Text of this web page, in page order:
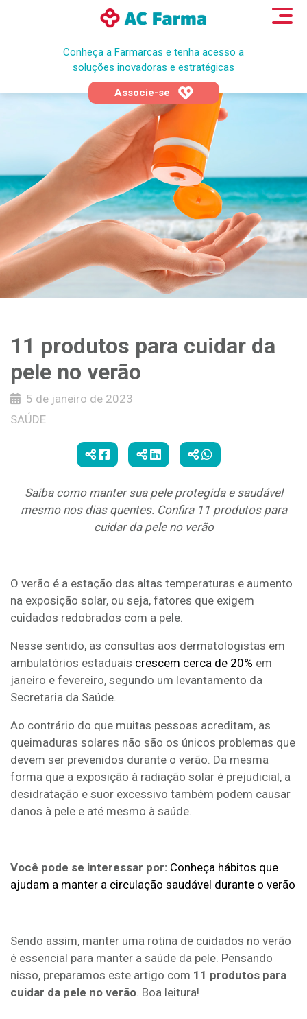
Conheça a Farmarcas e tenha acesso a
soluções inovadoras e estratégicas
Associe-se
11 produtos para cuidar da
pele no verão
5 de janeiro de 2023
SAÚDE
Saiba como manter sua pele protegida e saudável
mesmo nos dias quentes. Confira 11 produtos para
cuidar da pele no verão
O verão é a estação das altas temperaturas e aumento
na exposição solar, ou seja, fatores que exigem
cuidados redobrados com a pele.
Nesse sentido, as consultas aos dermatologistas em
ambulatórios estaduais crescem cerca de 20% em
janeiro e fevereiro, segundo um levantamento da
Secretaria da Saúde.
Ao contrário do que muitas pessoas acreditam, as
queimaduras solares não são os únicos problemas que
devem ser prevenidos durante o verão. Da mesma
forma que a exposição à radiação solar é prejudicial, a
desidratação e suor excessivo também podem causar
danos à pele e até mesmo à saúde.
Você pode se interessar por: Conheça hábitos que
ajudam a manter a circulação saudável durante o verão
Sendo assim, manter uma rotina de cuidados no verão
é essencial para manter a saúde da pele. Pensando
nisso, preparamos este artigo com 11 produtos para
cuidar da pele no verão. Boa leitura!